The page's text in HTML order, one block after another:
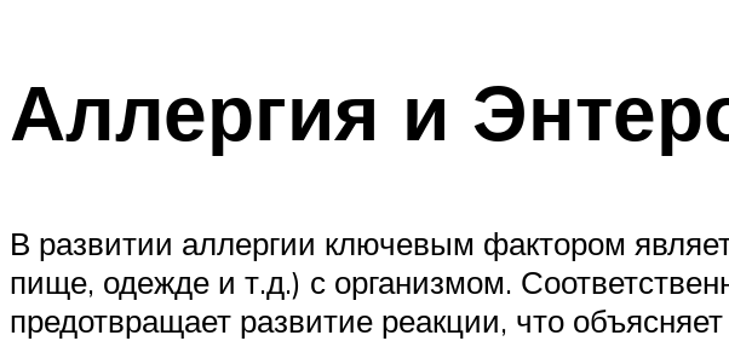
Аллергия и
В развитии аллергии ключевым фактором
пище, одежде и т.д.) с организмом.
предотвращает развитие реакции, что